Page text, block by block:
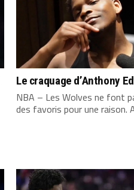
Le craquage d’Anthony
NBA – Les Wolves ne font
des favoris pour une raison.